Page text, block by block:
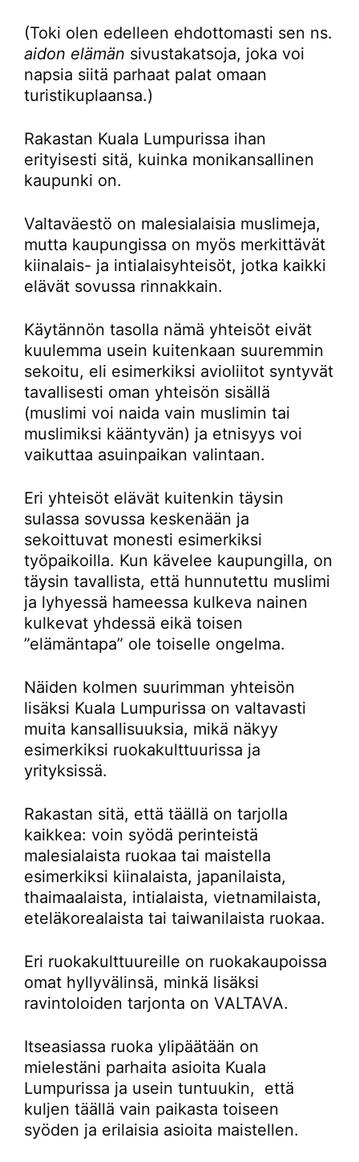
(Toki olen edelleen ehdottomasti sen ns.
aidon elämän sivustakatsoja, joka voi
napsia siitä parhaat palat omaan
turistikuplaansa.)
Rakastan Kuala Lumpurissa ihan
erityisesti sitä, kuinka monikansallinen
kaupunki on.
Valtaväestö on malesialaisia muslimeja,
mutta kaupungissa on myös merkittävät
kiinalais- ja intialaisyhteisöt, jotka kaikki
elävät sovussa rinnakkain.
Käytännön tasolla nämä yhteisöt eivät
kuulemma usein kuitenkaan suuremmin
sekoitu, eli esimerkiksi avioliitot syntyvät
tavallisesti oman yhteisön sisällä
(muslimi voi naida vain muslimin tai
muslimiksi kääntyvän) ja etnisyys voi
vaikuttaa asuinpaikan valintaan.
Eri yhteisöt elävät kuitenkin täysin
sulassa sovussa keskenään ja
sekoittuvat monesti esimerkiksi
työpaikoilla. Kun kävelee kaupungilla, on
täysin tavallista, että hunnutettu muslimi
ja lyhyessä hameessa kulkeva nainen
kulkevat yhdessä eikä toisen
”elämäntapa” ole toiselle ongelma.
Näiden kolmen suurimman yhteisön
lisäksi Kuala Lumpurissa on valtavasti
muita kansallisuuksia, mikä näkyy
esimerkiksi ruokakulttuurissa ja
yrityksissä.
Rakastan sitä, että täällä on tarjolla
kaikkea: voin syödä perinteistä
malesialaista ruokaa tai maistella
esimerkiksi kiinalaista, japanilaista,
thaimaalaista, intialaista, vietnamilaista,
eteläkorealaista tai taiwanilaista ruokaa.
Eri ruokakulttuureille on ruokakaupoissa
omat hyllyvälinsä, minkä lisäksi
ravintoloiden tarjonta on VALTAVA.
Itseasiassa ruoka ylipäätään on
mielestäni parhaita asioita Kuala
Lumpurissa ja usein tuntuukin, että
kuljen täällä vain paikasta toiseen
syöden ja erilaisia asioita maistellen.